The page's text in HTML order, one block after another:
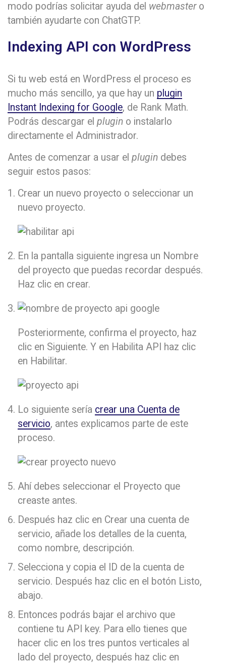
modo podrías solicitar ayuda del webmastero
también ayudarte con ChatGTP.
Indexing API con WordPress
Si tu web está en WordPress el proceso es
mucho más sencillo, ya que hay un plugin
Instant Indexing for Google, de Rank Math.
Podrás descargar el plugin o instalarlo
directamente el Administrador.
Antes de comenzar a usar el plugin debes
seguir estos pasos:
Crear un nuevo proyecto o seleccionar un
nuevo proyecto.
En la pantalla siguiente ingresa un Nombre
del proyecto que puedas recordar después.
Haz clic en crear.
Posteriormente, confirma el proyecto, haz
clic en Siguiente. Y en Habilita API haz clic
en Habilitar.
Lo siguiente sería crear una Cuenta de
servicio, antes explicamos parte de este
proceso.
Ahí debes seleccionar el Proyecto que
creaste antes.
Después haz clic en Crear una cuenta de
servicio, añade los detalles de la cuenta,
como nombre, descripción.
Selecciona y copia el ID de la cuenta de
servicio. Después haz clic en el botón Listo,
abajo.
Entonces podrás bajar el archivo que
contiene tu API key. Para ello tienes que
hacer clic en los tres puntos verticales al
lado del proyecto, después haz clic en